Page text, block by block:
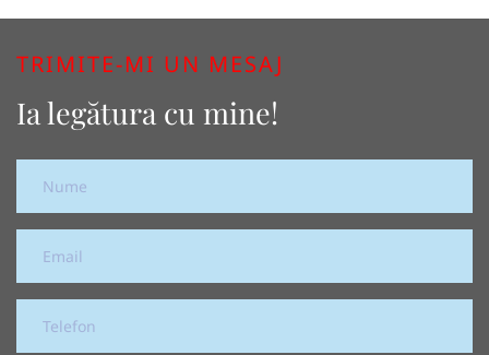
TRIMITE-MI UN MESAJ
Ia legătura cu mine!